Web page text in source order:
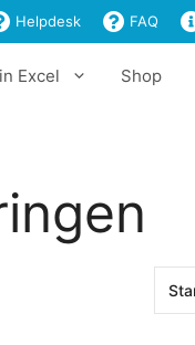
Helpdesk FAQ
Excel Shop